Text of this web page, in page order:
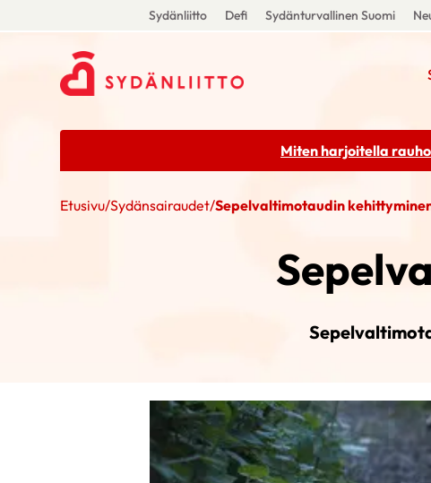
Sydänliitto Defi Sydänturvallinen Suomi
Miten harjoitella
Etusivu/Sydänsairaudet/Sepelvaltimotaudin